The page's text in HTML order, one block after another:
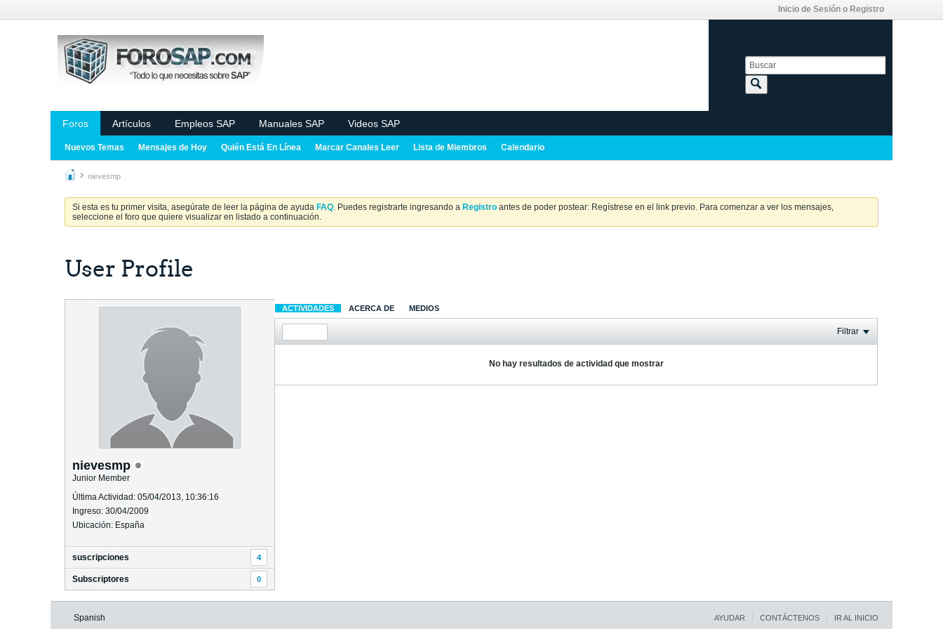
Inicio de Sesión o Registro
Foros Artículos Empleos SAP Manuales SAP Videos SAP
Nuevos Temas Mensajes de Hoy Quién Está En Línea Marcar Canales Leer Lista de Miembros Calendario
nievesmp
Si esta es tu primer visita, asegúrate de leer la página de ayuda FAQ. Puedes registrarte ingresando a Registro antes de poder postear: Regístrese en el link previo. Para comenzar a ver los mensajes,
seleccione el foro que quiere visualizar en listado a continuación.
User Profile
nievesmp
Junior Member
Última Actividad: 05/04/2013, 10:36:16
Ingreso: 30/04/2009
Ubicación: España
suscripciones 4
Subscriptores 0
ACTIVIDADES ACERCA DE MEDIOS
Filtrar
No hay resultados de actividad que mostrar
Spanish AYUDAR CONTÁCTENOS IR AL INICIO